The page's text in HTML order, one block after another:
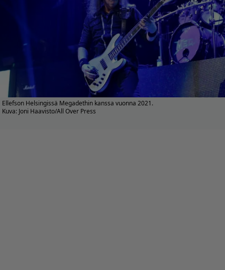
Ellefson Helsingissä Megadethin kanssa vuonna 2021.
Kuva: Joni Haavisto/All Over Press